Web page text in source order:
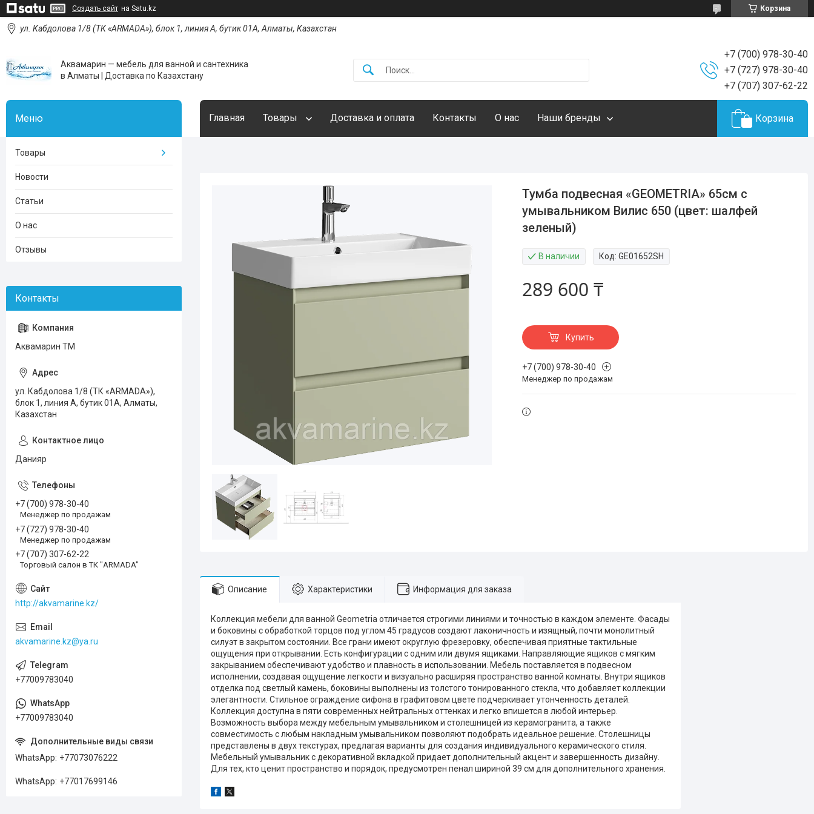
Создать сайт на Satu.kz Корзина
ул. Кабдолова 1/8 (ТК «ARMADA»), блок 1, линия А, бутик 01А, Алматы, Казахстан
Аквамарин — мебель для ванной и сантехника
в Алматы | Доставка по Казахстану
+7 (700) 978-30-40
+7 (727) 978-30-40
+7 (707) 307-62-22
Главная Товары Доставка и оплата Контакты О нас Наши бренды Корзина
Тумба подвесная «GEOMETRIA» 65см с
умывальником Вилис 650 (цвет: шалфей
зеленый)
В наличии Код:GE01652SH
289 600 ₸
Купить
+7 (700) 978-30-40
Менеджер по продажам
Описание Характеристики Информация для заказа
Коллекция мебели для ванной Geometria отличается строгими линиями и точностью в каждом элементе. Фасады
и боковины с обработкой торцов под углом 45 градусов создают лаконичность и изящный, почти монолитный
силуэт в закрытом состоянии. Все грани имеют округлую фрезеровку, обеспечивая приятные тактильные
ощущения при открывании. Есть конфигурации с одним или двумя ящиками. Направляющие ящиков с мягким
закрыванием обеспечивают удобство и плавность в использовании. Мебель поставляется в подвесном
исполнении, создавая ощущение легкости и визуально расширяя пространство ванной комнаты. Внутри ящиков
отделка под светлый камень, боковины выполнены из толстого тонированного стекла, что добавляет коллекции
элегантности. Стильное ограждение сифона в графитовом цвете подчеркивает утонченность деталей.
Коллекция доступна в пяти современных нейтральных оттенках и легко впишется в любой интерьер.
Возможность выбора между мебельным умывальником и столешницей из керамогранита, а также
совместимость с любым накладным умывальником позволяют подобрать идеальное решение. Столешницы
представлены в двух текстурах, предлагая варианты для создания индивидуального керамического стиля.
Мебельный умывальник с декоративной вкладкой придает дополнительный акцент и завершенность дизайну.
Для тех, кто ценит пространство и порядок, предусмотрен пенал шириной 39 см для дополнительного хранения.
Товары
Новости
Статьи
О нас
Отзывы
Аквамарин ТМ
ул. Кабдолова 1/8 (ТК «ARMADA»),
блок 1, линия А, бутик 01А, Алматы,
Казахстан
Данияр
+7 (700) 978-30-40
Менеджер по продажам
+7 (727) 978-30-40
Менеджер по продажам
+7 (707) 307-62-22
Торговый салон в ТК "ARMADA"
http://akvamarine.kz/
akvamarine.kz@ya.ru
+77009783040
+77009783040
WhatsApp +77073076222
WhatsApp +77017699146